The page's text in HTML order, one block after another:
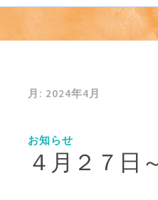
月: 2024年4月
お知らせ
４月２７日